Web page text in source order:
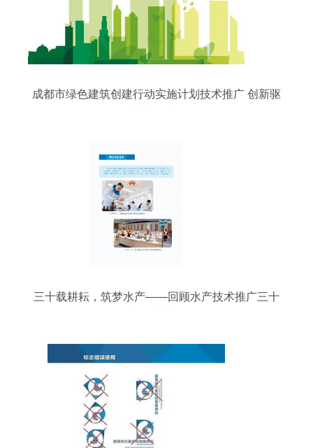
成都市绿色建筑创建行动实施计划技术推广 创新驱
三十载耕耘，筑梦水产——回顾水产技术推广三十